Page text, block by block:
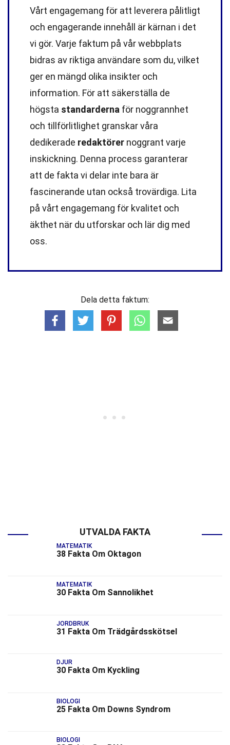
Vårt engagemang för att leverera pålitligt
och engagerande innehåll är kärnan i det
vi gör. Varje faktum på vår webbplats
bidras av riktiga användare som du, vilket
ger en mängd olika insikter och
information. För att säkerställa de
högsta standarderna för noggrannhet
och tillförlitlighet granskar våra
dedikerade redaktörer noggrant varje
inskickning. Denna process garanterar
att de fakta vi delar inte bara är
fascinerande utan också trovärdiga. Lita
på vårt engagemang för kvalitet och
äkthet när du utforskar och lär dig med
oss.
Dela detta faktum:
UTVALDA FAKTA
MATEMATIK
38 Fakta Om Oktagon
MATEMATIK
30 Fakta Om Sannolikhet
JORDBRUK
31 Fakta Om Trädgårdsskötsel
DJUR
30 Fakta Om Kyckling
BIOLOGI
25 Fakta Om Downs Syndrom
BIOLOGI